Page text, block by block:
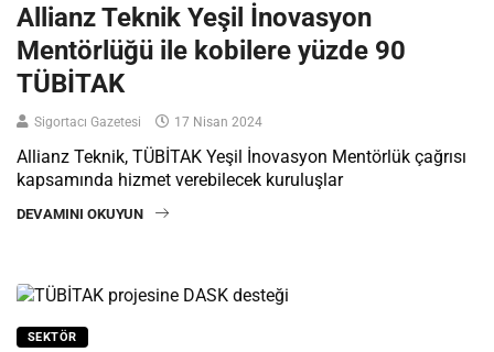
Allianz Teknik Yeşil İnovasyon
Mentörlüğü ile kobilere yüzde 90
TÜBİTAK
Sigortacı Gazetesi 17 Nisan 2024
Allianz Teknik, TÜBİTAK Yeşil İnovasyon Mentörlük çağrısı
kapsamında hizmet verebilecek kuruluşlar
DEVAMINI OKUYUN
SEKTÖR